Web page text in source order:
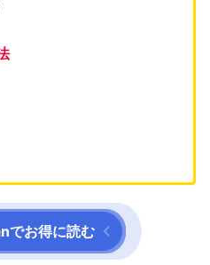
でお得に読む